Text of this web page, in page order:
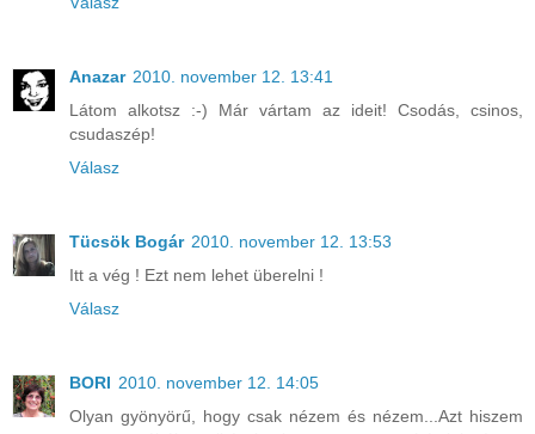
Anazar 2010. november 12. 13:41
Látom alkotsz :-) Már vártam az ideit! Csodás, csinos,
csudaszép!
Válasz
Tücsök Bogár 2010. november 12. 13:53
Itt a vég ! Ezt nem lehet überelni !
Válasz
BORI 2010. november 12. 14:05
Olyan gyönyörű, hogy csak nézem és nézem...Azt hiszem